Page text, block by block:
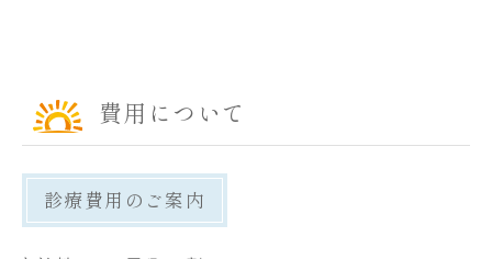
費用について
診療費用のご案内